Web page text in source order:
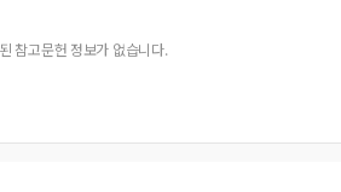
참고문헌 정보가 없습니다.